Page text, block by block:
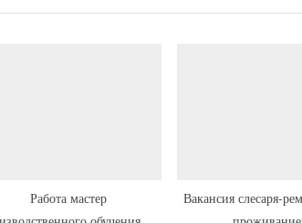
у
п
Работа мастер
Вакансия слесаря-